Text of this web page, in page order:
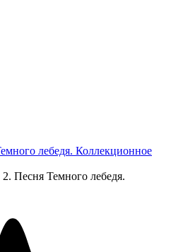
лебедя. Коллекционное